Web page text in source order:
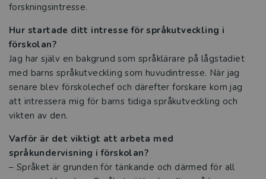
forskningsintresse.
Hur startade ditt intresse för språkutveckling i
förskolan?
Jag har själv en bakgrund som språklärare på lågstadiet
med barns språkutveckling som huvudintresse. När jag
senare blev förskolechef och därefter forskare kom jag
att intressera mig för barns tidiga språkutveckling och
vikten av den.
Varför är det viktigt att arbeta med
språkundervisning i förskolan?
– Språket är grunden för tänkande och därmed för all